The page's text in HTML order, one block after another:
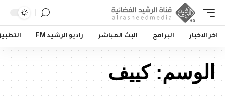
اخر الاخبار البرامج البث المباشر راديو الرشيد FM
الوسم:كييف